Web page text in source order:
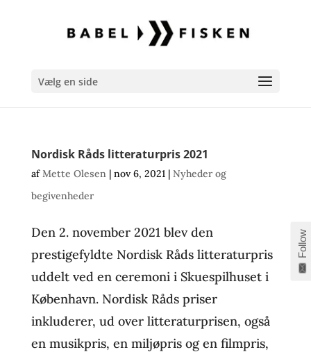
Vælg en side
Nordisk Råds litteraturpris 2021
afMette Olesen| nov 6, 2021| Nyheder og
begivenheder
Den 2. november 2021 blev den
prestigefyldte Nordisk Råds litteraturpris
uddelt ved en ceremoni i Skuespilhuset i
København. Nordisk Råds priser
inkluderer, ud over litteraturprisen, også
en musikpris, en miljøpris og en filmpris,
Follow